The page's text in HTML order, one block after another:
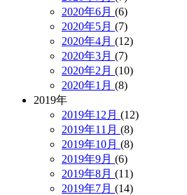
2020年6月 (6)
2020年5月 (7)
2020年4月 (12)
2020年3月 (7)
2020年2月 (10)
2020年1月 (8)
2019年
2019年12月 (12)
2019年11月 (8)
2019年10月 (8)
2019年9月 (6)
2019年8月 (11)
2019年7月 (14)